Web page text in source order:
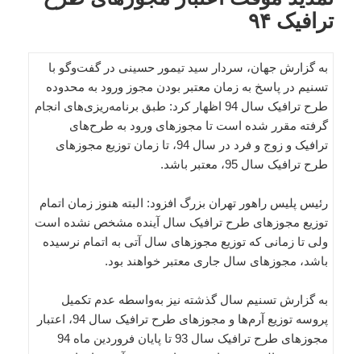
ترافیک ۹۴
به گزارش جهان، سردار سید تیمور حسینی در گفت‌وگو با
تسنیم در پاسخ به زمان معتبر بودن مجوز ورود به محدوده
طرح ترافیک سال 94 اظهار کرد: طبق برنامه‌ریزی‌های انجام
گرفته مقرر شده است تا مجوزهای ورود به طرح‌های
ترافیک و زوج و فرد در سال 94، تا زمان توزیع مجوزهای
طرح ترافیک سال 95، معتبر باشد.
رئیس پلیس راهور تهران بزرگ افزود: البته هنوز زمان اتمام
توزیع مجوزهای طرح ترافیک سال آینده مشخص نشده است
ولی تا زمانی که توزیع مجوزهای سال آتی به اتمام نرسیده
باشد، مجوزهای سال جاری معتبر خواهند بود.
به گزارش تسنیم سال گذشته نیز به‌واسطه عدم تکمیل
پروسه توزیع آرم‌ها و مجوزهای طرح ترافیک سال 94، اعتبار
مجوزهای طرح ترافیک سال 93 تا پایان فروردین ماه 94